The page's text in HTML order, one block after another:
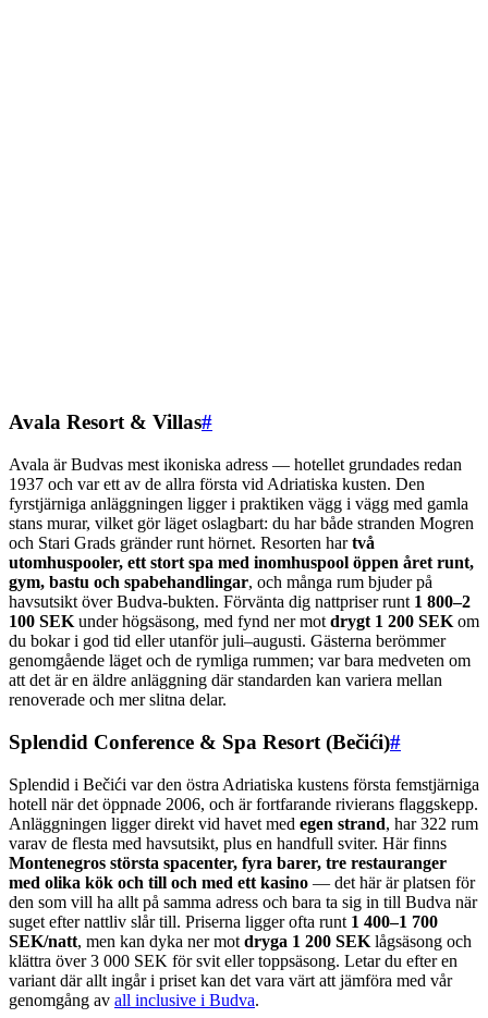
Avala Resort & Villas#
Avala är Budvas mest ikoniska adress — hotellet grundades redan
1937 och var ett av de allra första vid Adriatiska kusten. Den
fyrstjärniga anläggningen ligger i praktiken vägg i vägg med gamla
stans murar, vilket gör läget oslagbart: du har både stranden Mogren
och Stari Grads gränder runt hörnet. Resorten hartvå
utomhuspooler, ett stort spa med inomhuspool öppen året runt,
gym, bastu och spabehandlingar, och många rum bjuder på
havsutsikt över Budva-bukten. Förvänta dig nattpriser runt 1 800–2
100 SEK under högsäsong, med fynd ner mot drygt 1 200 SEK om
du bokar i god tid eller utanför juli–augusti. Gästerna berömmer
genomgående läget och de rymliga rummen; var bara medveten om
att det är en äldre anläggning där standarden kan variera mellan
renoverade och mer slitna delar.
Splendid Conference & Spa Resort (Bečići)#
Splendid i Bečići var den östra Adriatiska kustens första femstjärniga
hotell när det öppnade 2006, och är fortfarande rivierans flaggskepp.
Anläggningen ligger direkt vid havet med egen strand, har 322 rum
varav de flesta med havsutsikt, plus en handfull sviter. Här finns
Montenegros största spacenter, fyra barer, tre restauranger
med olika kök och till och med ett kasino — det här är platsen för
den som vill ha allt på samma adress och bara ta sig in till Budva när
suget efter nattliv slår till. Priserna ligger ofta runt 1 400–1 700
SEK/natt, men kan dyka ner mot dryga 1 200 SEK lågsäsong och
klättra över 3 000 SEK för svit eller toppsäsong. Letar du efter en
variant där allt ingår i priset kan det vara värt att jämföra med vår
genomgång av all inclusive i Budva.